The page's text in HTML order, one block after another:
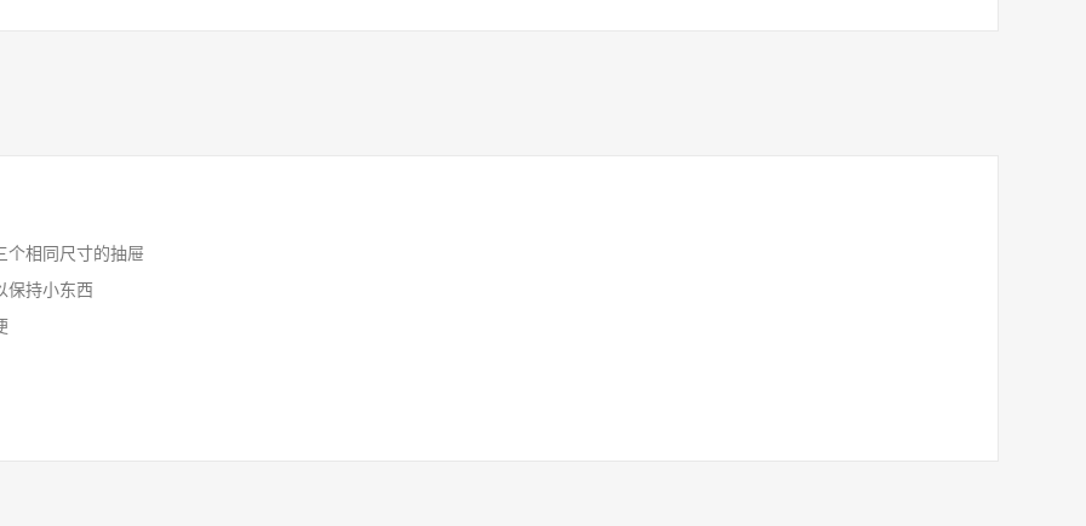
个相同尺寸的抽屉
保持小东西